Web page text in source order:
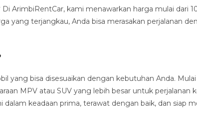
ArimbiRentCar, kami menawarkan harga mulai dari
yang terjangkau, Anda bisa merasakan perjalanan
yang bisa disesuaikan dengan kebutuhan Anda.
MPV atau SUV yang lebih besar untuk perjalanan
keadaan prima, terawat dengan baik, dan siap